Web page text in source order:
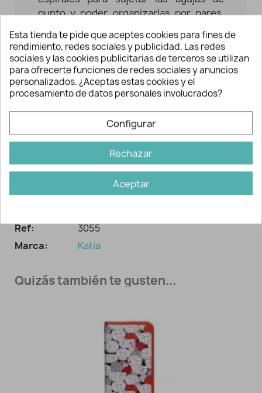
punto y poder organizarlas por pares.
poder identificarlas rápidamente, 6 de
ellos se adaptan al par de agujas de las
medidas entre 2 y 5 mm. y los otros 6 se
adaptan al par de agujas de las medidas
entre 4,5 y 6,5 mm. Sirven tanto como
para agujas rectas como circulares.
La elasticidad de lasespiralespermiten
ajustarlas de una manera rápida y
cómoda.
Ref:
3055
Marca:
Katia
Quizás también te gusten...
Esta tienda te pide que aceptes cookies para fines de
rendimiento, redes sociales y publicidad. Las redes
sociales y las cookies publicitarias de terceros se utilizan
para ofrecerte funciones de redes sociales y anuncios
personalizados. ¿Aceptas estas cookies y el
procesamiento de datos personales involucrados?
Configurar
Rechazar
Aceptar